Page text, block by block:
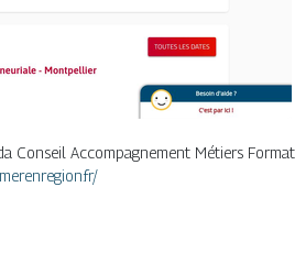
Accompagnement Métiers